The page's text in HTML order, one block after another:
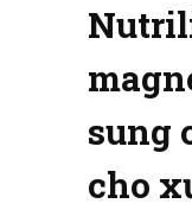
sung
cho